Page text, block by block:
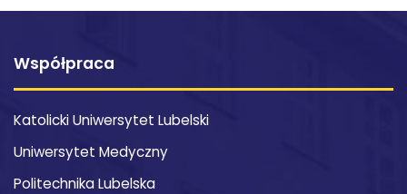
Współpraca
Katolicki Uniwersytet Lubelski
Uniwersytet Medyczny
Politechnika Lubelska